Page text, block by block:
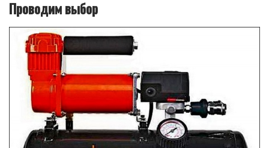
Проводим выбор